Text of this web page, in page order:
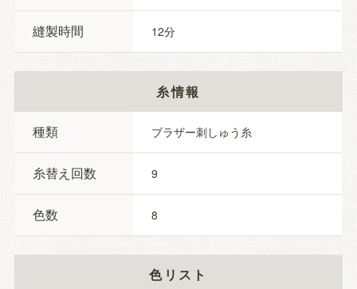
縫製時間 12
糸情報
種類 ブラザー刺しゅう糸
糸替え回数 9
色数 8
色リスト